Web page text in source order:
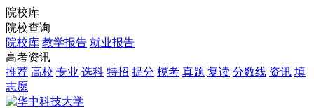
院校库
院校查询
院校库 教学报告 就业报告
高考资讯
推荐 高校 专业 选科 特招 提分 模考 真题 复读 分数线 资讯 填
志愿